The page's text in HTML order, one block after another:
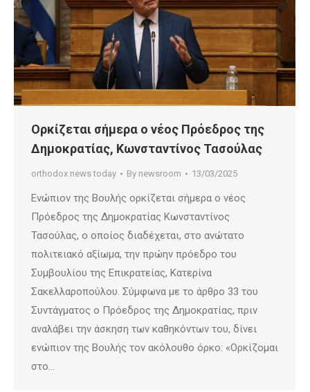
Ορκίζεται σήμερα ο νέος Πρόεδρος της
Δημοκρατίας, Κωνσταντίνος Τασούλας
orthodox news today By newsroom 13/03/2025
Ενώπιον της Βουλής ορκίζεται σήμερα ο νέος
Πρόεδρος της Δημοκρατίας Κωνσταντίνος
Τασούλας, ο οποίος διαδέχεται, στο ανώτατο
πολιτειακό αξίωμα, την πρώην πρόεδρο του
Συμβουλίου της Επικρατείας, Κατερίνα
Σακελλαροπούλου. Σύμφωνα με το άρθρο 33 του
Συντάγματος ο Πρόεδρος της Δημοκρατίας, πριν
αναλάβει την άσκηση των καθηκόντων του, δίνει
ενώπιον της Βουλής τον ακόλουθο όρκο: «Ορκίζομαι
στο…